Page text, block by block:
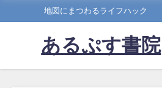
地図にまつわるライフハック
あるぷす書院